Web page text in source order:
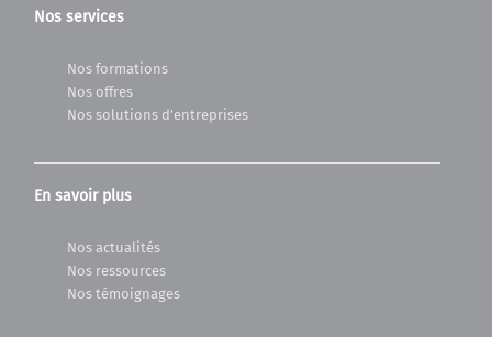
Nos services
Nos formations
Nos offres
Nos solutions d'entreprises
En savoir plus
Nos actualités
Nos ressources
Nos témoignages